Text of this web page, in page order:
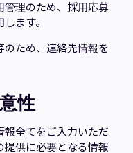
管理のため、採用応募
ます。
ため、連絡先情報を
性
報全てをご入力いただ
提供に必要となる情報